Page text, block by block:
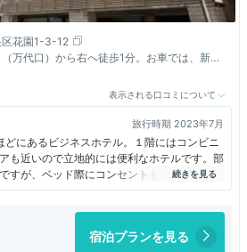
区花園1-3-12
（万代口）から右へ徒歩1分。お車では、新潟
表示される口コミについて
旅行時期 2023年7月
にあるビジネスホテル。１階にはコンビニ
も近いので立地的には便利なホテルです。部
すが、ベッド際にコンセントもあり使い勝手
考えると問題ありませんでした。
宿泊プランを見る